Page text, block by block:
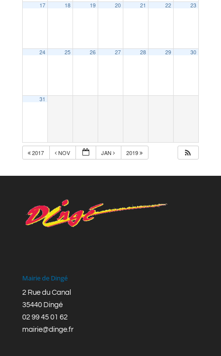
17 18 19 20 21 22 23
24 25 26 27 28 29 30
31
2017 NOV JAN 2019
Mairie de Dingé
2 Rue du Canal
35440 Dingé
02 99 45 01 62
mairie@dinge.fr